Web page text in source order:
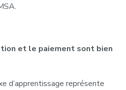
et le paiement sont bien
d’apprentissage représente